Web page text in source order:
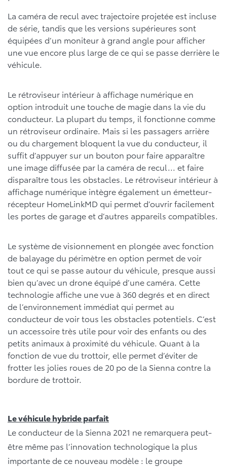
La caméra de recul avec trajectoire projetée est incluse
de série, tandis que les versions supérieures sont
équipées d’un moniteur à grand angle pour afficher
une vue encore plus large de ce qui se passe derrière le
véhicule.
Le rétroviseur intérieur à affichage numérique en
option introduit une touche de magie dans la vie du
conducteur. La plupart du temps, il fonctionne comme
un rétroviseur ordinaire. Mais si les passagers arrière
ou du chargement bloquent la vue du conducteur, il
suffit d’appuyer sur un bouton pour faire apparaître
une image diffusée par la caméra de recul... et faire
disparaître tous les obstacles. Le rétroviseur intérieur à
affichage numérique intègre également un émetteur-
récepteur HomeLinkMD qui permet d’ouvrir facilement
les portes de garage et d’autres appareils compatibles.
Le système de visionnement en plongée avec fonction
de balayage du périmètre en option permet de voir
tout ce qui se passe autour du véhicule, presque aussi
bien qu’avec un drone équipé d’une caméra. Cette
technologie affiche une vue à 360 degrés et en direct
de l’environnement immédiat qui permet au
conducteur de voir tous les obstacles potentiels. C’est
un accessoire très utile pour voir des enfants ou des
petits animaux à proximité du véhicule. Quant à la
fonction de vue du trottoir, elle permet d’éviter de
frotter les jolies roues de 20 po de la Sienna contre la
bordure de trottoir.
Le véhicule hybride parfait
Le conducteur de la Sienna 2021 ne remarquera peut-
être même pas l’innovation technologique la plus
importante de ce nouveau modèle : le groupe